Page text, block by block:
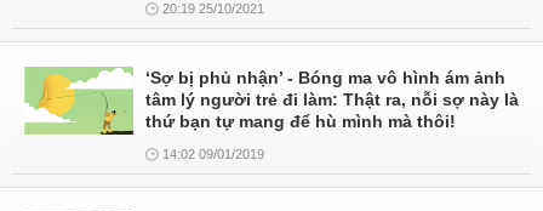
20:19 25/10/2021
‘Sợ bị phủ nhận’ - Bóng ma vô hình ám ảnh
tâm lý người trẻ đi làm: Thật ra, nỗi sợ này là
thứ bạn tự mang để hù mình mà thôi!
14:02 09/01/2019